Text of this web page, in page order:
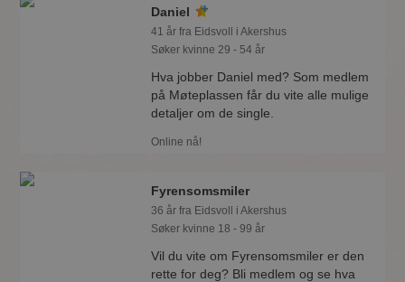
Daniel
41 år fra Eidsvoll i Akershus
Søker kvinne 29 - 54 år
Hva jobber Daniel med? Som medlem
på Møteplassen får du vite alle mulige
detaljer om de single.
Online nå!
Fyrensomsmiler
36 år fra Eidsvoll i Akershus
Søker kvinne 18 - 99 år
Vil du vite om Fyrensomsmiler er den
rette for deg? Bli medlem og se hva